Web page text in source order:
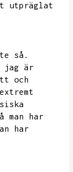
utpräglat
så.
jag är
och
man har
har